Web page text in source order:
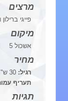
מרצים
פייגי ברילון ודניאלה
תעריף עמותות